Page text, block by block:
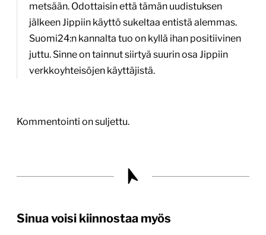
metsään. Odottaisin että tämän uudistuksen
jälkeen Jippiin käyttö sukeltaa entistä alemmas.
Suomi24:n kannalta tuo on kyllä ihan positiivinen
juttu. Sinne on tainnut siirtyä suurin osa Jippiin
verkkoyhteisöjen käyttäjistä.
Kommentointi on suljettu.
Sinua voisi kiinnostaa myös